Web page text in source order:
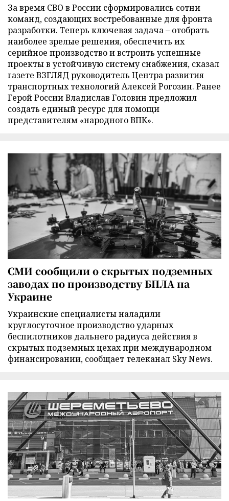
За время СВО в России сформировались сотни
команд, создающих востребованные для фронта
разработки. Теперь ключевая задача – отобрать
наиболее зрелые решения, обеспечить их
серийное производство и встроить успешные
проекты в устойчивую систему снабжения, сказал
газете ВЗГЛЯД руководитель Центра развития
транспортных технологий Алексей Рогозин. Ранее
Герой России Владислав Головин предложил
создать единый ресурс для помощи
представителям «народного ВПК».
СМИ сообщили о скрытых подземных
заводах по производству БПЛА на
Украине
Украинские специалисты наладили
круглосуточное производство ударных
беспилотников дальнего радиуса действия в
скрытых подземных цехах при международном
финансировании, сообщает телеканал Sky News.